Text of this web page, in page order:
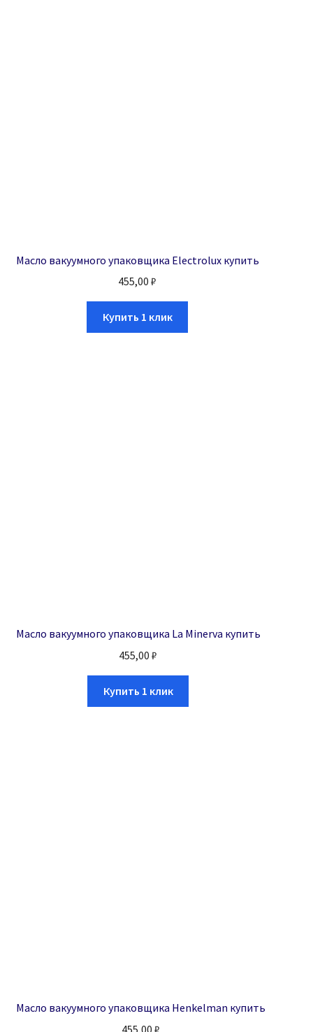
Масло вакуумного упаковщика Electrolux купить
455,00₽
Купить 1 клик
Масло вакуумного упаковщика La Minerva купить
455,00₽
Купить 1 клик
Масло вакуумного упаковщика Henkelman купить
455,00 ₽